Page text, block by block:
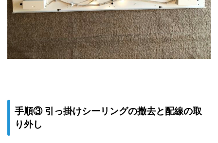
手順③ 引っ掛けシーリングの撤去と配線の取
り外し